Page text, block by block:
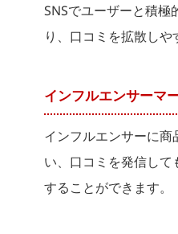
SNSでユーザーと積極
り、口コミを拡散しや
インフルエンサーマ
インフルエンサーに
い、口コミを発信し
することができます。